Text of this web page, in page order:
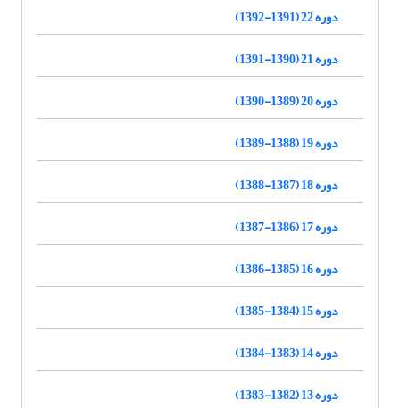
دوره 22 (1391-1392)
دوره 21 (1390-1391)
دوره 20 (1389-1390)
دوره 19 (1388-1389)
دوره 18 (1387-1388)
دوره 17 (1386-1387)
دوره 16 (1385-1386)
دوره 15 (1384-1385)
دوره 14 (1383-1384)
دوره 13 (1382-1383)